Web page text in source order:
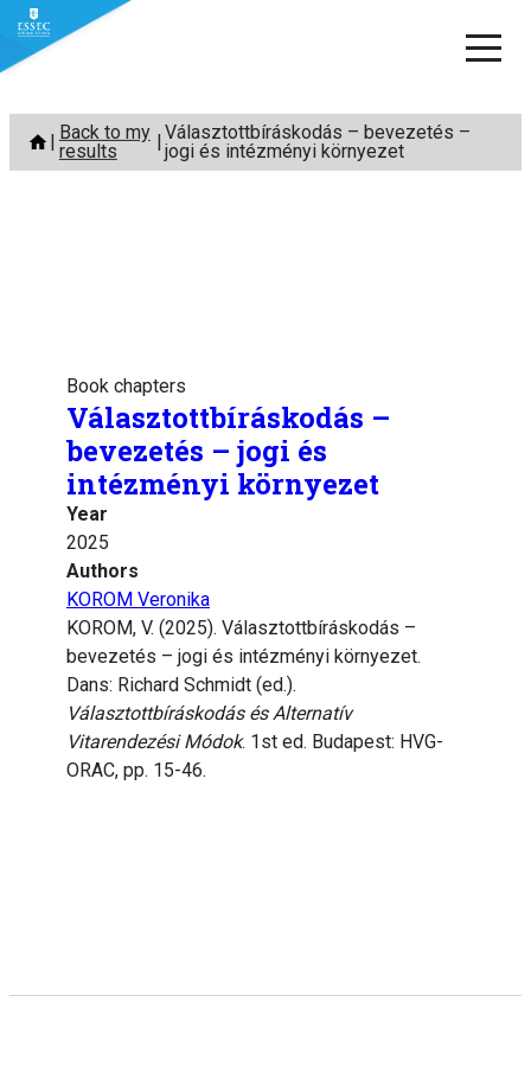
Skip
content
Back to my
results
Választottbíráskodás – bevezetés –
jogi és intézményi környezet
Book chapters
Választottbíráskodás –
bevezetés – jogi és
intézményi környezet
Year
2025
Authors
KOROM Veronika
KOROM, V. (2025). Választottbíráskodás –
bevezetés – jogi és intézményi környezet.
Dans: Richard Schmidt (ed.).
Választottbíráskodás és Alternatív
Vitarendezési Módok. 1st ed. Budapest: HVG-
ORAC, pp. 15-46.